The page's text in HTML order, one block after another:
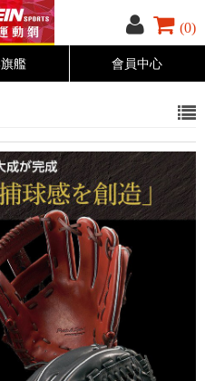
(0)
艦 會員中心